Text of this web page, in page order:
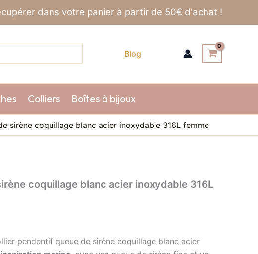
dans votre panier à partir de 50€ d'achat !
Blog
Colliers Boîtes à bijoux
sirène coquillage blanc acier inoxydable 316L femme
coquillage blanc acier inoxydable 316L
pendentif queue de sirène coquillage blanc acier